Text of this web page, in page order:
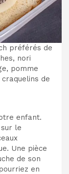
préférés de
nori
pomme
de
enfant.
le
Une pièce
de son
en